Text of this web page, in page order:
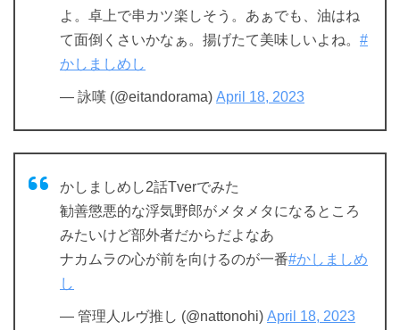
よ。卓上で串カツ楽しそう。あぁでも、油はね
て面倒くさいかなぁ。揚げたて美味しいよね。 #
かしましめし
— 詠嘆 (@eitandorama) April 18, 2023
かしましめし2話Tverでみた
勧善懲悪的な浮気野郎がメタメタになるところ
みたいけど部外者だからだよなあ
ナカムラの心が前を向けるのが一番#かしましめ
し
— 管理人ルヴ推し (@nattonohi) April 18, 2023